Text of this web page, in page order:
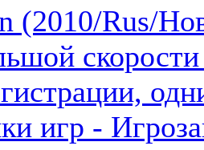
(2010/Rus/
игр -